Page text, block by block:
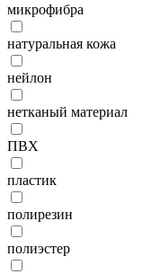
микрофибра
натуральная кожа
нейлон
нетканый материал
ПВХ
пластик
полирезин
полиэстер